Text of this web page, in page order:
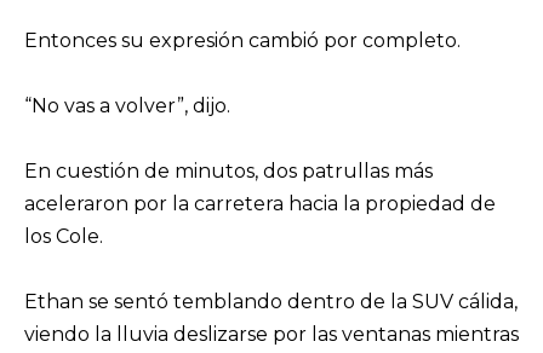
Entonces su expresión cambió por completo.
“No vas a volver”, dijo.
En cuestión de minutos, dos patrullas más
aceleraron por la carretera hacia la propiedad de
los Cole.
Ethan se sentó temblando dentro de la SUV cálida,
viendo la lluvia deslizarse por las ventanas mientras